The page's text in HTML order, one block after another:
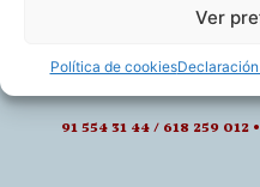
Ver
Política de cookies l-v:
91 554 31 44 / 618 259